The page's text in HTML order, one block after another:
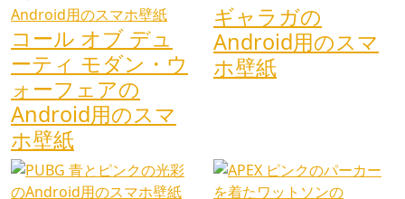
コール オブ デュ
ーティ モダン・ウ
ォーフェアの
Android用のスマ
ホ壁紙
ギャラガの
Android用のスマ
ホ壁紙